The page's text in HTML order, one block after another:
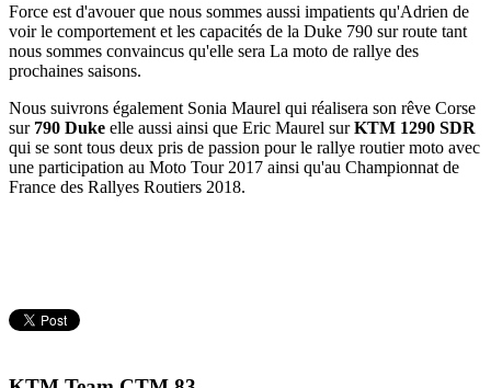
Force est d'avouer que nous sommes aussi impatients qu'Adrien de
voir le comportement et les capacités de la Duke 790 sur route tant
nous sommes convaincus qu'elle sera La moto de rallye des
prochaines saisons.
Nous suivrons également Sonia Maurel qui réalisera son rêve Corse
sur 790 Duke elle aussi ainsi que Eric Maurel surKTM 1290 SDR
qui se sont tous deux pris de passion pour le rallye routier moto avec
une participation au Moto Tour 2017 ainsi qu'au Championnat de
France des Rallyes Routiers 2018.